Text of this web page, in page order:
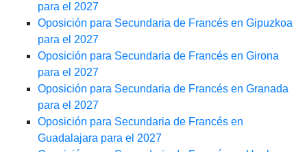
para el 2027
Oposición para Secundaria de Francés en Gipuzkoa
para el 2027
Oposición para Secundaria de Francés en Girona
para el 2027
Oposición para Secundaria de Francés en Granada
para el 2027
Oposición para Secundaria de Francés en
Guadalajara para el 2027